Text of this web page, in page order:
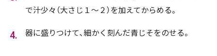
で汁少々（大さじ１～２）を加えてからめる。
器に盛りつけて、細かく刻んだ青じそをのせる。